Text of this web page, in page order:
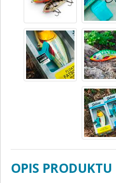
OPIS PRODUKTU